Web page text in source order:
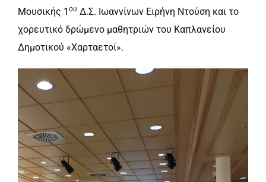
Μουσικής 1 ου Δ.Σ. Ιωαννίνων Ειρήνη Ντούση και το
χορευτικό δρώμενο μαθητριών του Καπλανείου
Δημοτικού «Χαρταετοί».